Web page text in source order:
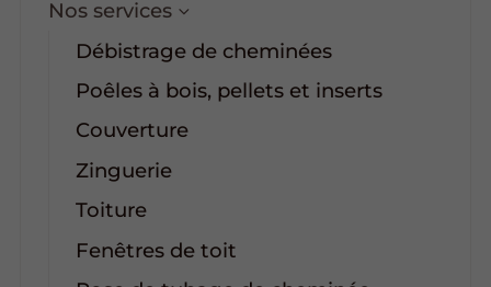
Nos services
Débistrage de cheminées
Poêles à bois, pellets et inserts
Couverture
Zinguerie
Toiture
Fenêtres de toit